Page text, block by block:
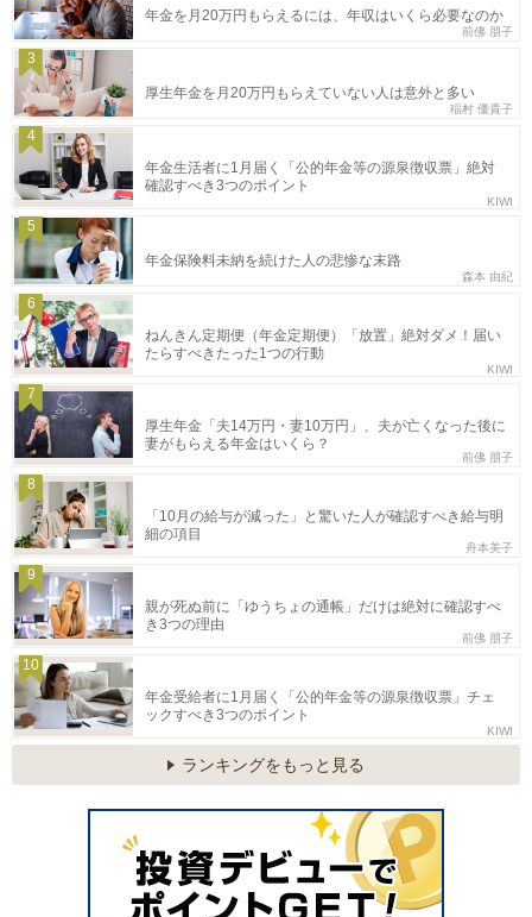
年金を月20万円もらえるには、年収はいくら必要なのか
前佛 朋子
3
厚生年金を月20万円もらえていない人は意外と多い
稲村 優貴子
4
年金生活者に1月届く「公的年金等の源泉徴収票」絶対
確認すべき3つのポイント
KIWI
5
年金保険料未納を続けた人の悲惨な末路
森本 由紀
6
ねんきん定期便（年金定期便）「放置」絶対ダメ！届い
たらすべきたった1つの行動
KIWI
7
厚生年金「夫14万円・妻10万円」、夫が亡くなった後に
妻がもらえる年金はいくら？
前佛 朋子
8
「10月の給与が減った」と驚いた人が確認すべき給与明
細の項目
舟本美子
9
親が死ぬ前に「ゆうちょの通帳」だけは絶対に確認すべ
き3つの理由
前佛 朋子
10
年金受給者に1月届く「公的年金等の源泉徴収票」チェ
ックすべき3つのポイント
KIWI
ランキングをもっと見る